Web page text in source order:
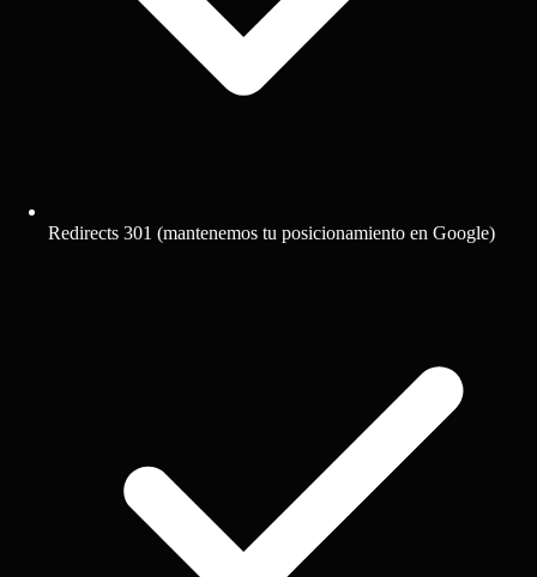
Redirects 301 (mantenemos tu posicionamiento en Google)